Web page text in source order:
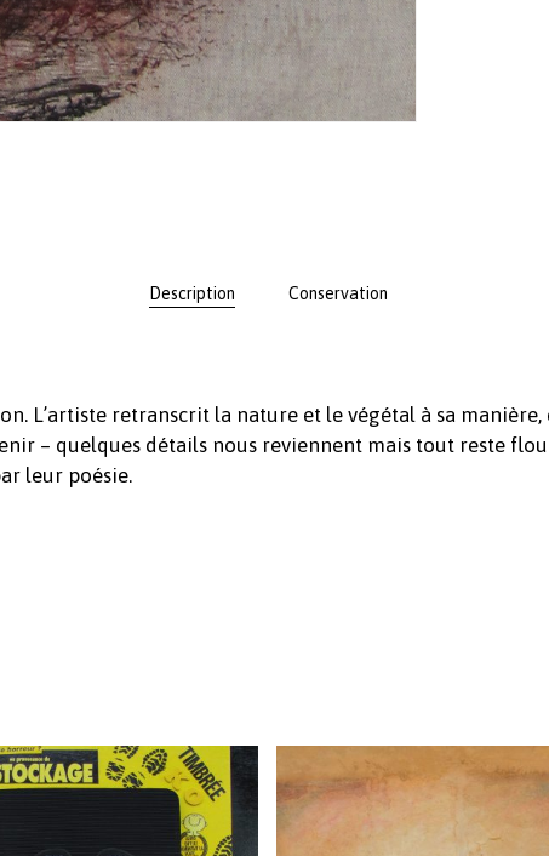
Description Conservation
L’artiste retranscrit la nature et le végétal à sa
– quelques détails nous reviennent mais tout reste
leur poésie.